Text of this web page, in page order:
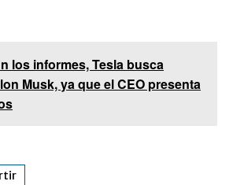
los informes, Tesla busca
Musk, ya que el CEO presenta